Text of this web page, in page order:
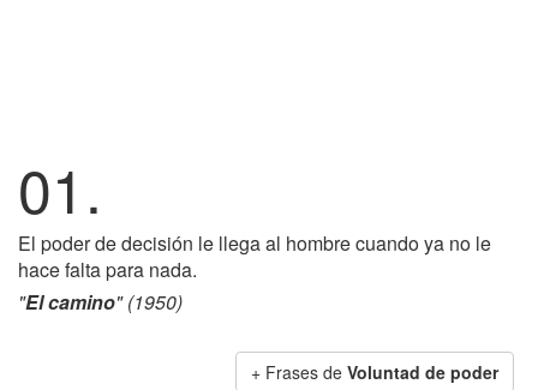
01.
El poder de decisión le llega al hombre cuando ya no le
hace falta para nada.
"El camino" (1950)
+ Frases de Voluntad de poder